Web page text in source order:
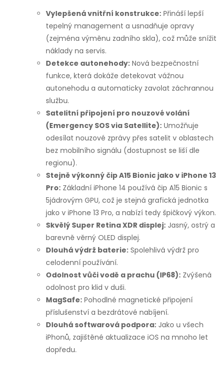
Vylepšená vnitřní konstrukce: Přináší lepší
tepelný management a usnadňuje opravy
(zejména výměnu zadního skla), což může snížit
náklady na servis.
Detekce autonehody: Nová bezpečnostní
funkce, která dokáže detekovat vážnou
autonehodu a automaticky zavolat záchrannou
službu.
Satelitní připojení pro nouzové volání
(Emergency SOS via Satellite): Umožňuje
odesílat nouzové zprávy přes satelit v oblastech
bez mobilního signálu (dostupnost se liší dle
regionu).
Stejně výkonný čip A15 Bionic jako v iPhone 13
Pro: Základní iPhone 14 používá čip A15 Bionic s
5jádrovým GPU, což je stejná grafická jednotka
jako v iPhone 13 Pro, a nabízí tedy špičkový výkon.
Skvělý Super Retina XDR displej: Jasný, ostrý a
barevně věrný OLED displej.
Dlouhá výdrž baterie: Spolehlivá výdrž pro
celodenní používání.
Odolnost vůči vodě a prachu (IP68): Zvýšená
odolnost pro klid v duši.
MagSafe: Pohodlné magnetické připojení
příslušenství a bezdrátové nabíjení.
Dlouhá softwarová podpora: Jako u všech
iPhonů, zajištěné aktualizace iOS na mnoho let
dopředu.